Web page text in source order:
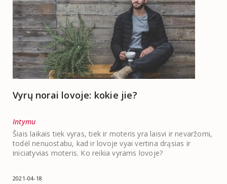
Vyrų norai lovoje: kokie jie?
Intymu
Šiais laikais tiek vyras, tiek ir moteris yra laisvi ir nevaržomi,
todėl nenuostabu, kad ir lovoje vyai vertina drąsias ir
iniciatyvias moteris. Ko reikia vyrams lovoje?
2021-04-18